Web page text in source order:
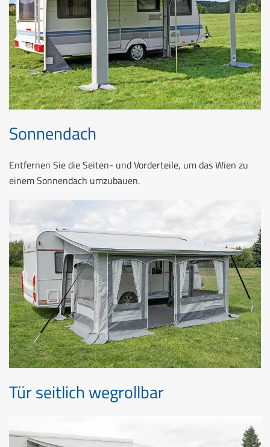
Sonnendach
Entfernen Sie die Seiten- und Vorderteile, um das Wien zu
einem Sonnendach umzubauen.
Tür seitlich wegrollbar